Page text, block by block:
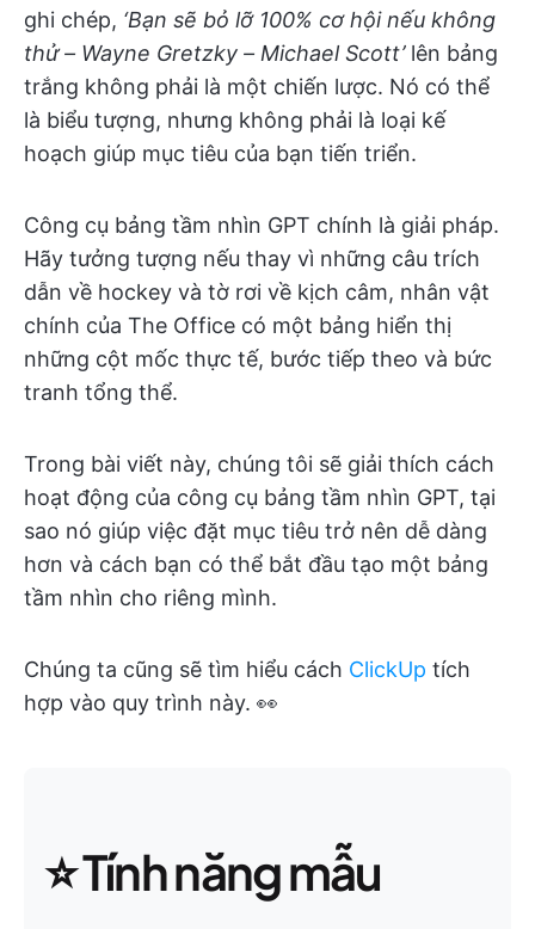
ghi chép, ‘Bạn sẽ bỏ lỡ 100% cơ hội nếu không
thử – Wayne Gretzky – Michael Scott’lên bảng
trắng không phải là một chiến lược. Nó có thể
là biểu tượng, nhưng không phải là loại kế
hoạch giúp mục tiêu của bạn tiến triển.
Công cụ bảng tầm nhìn GPT chính là giải pháp.
Hãy tưởng tượng nếu thay vì những câu trích
dẫn về hockey và tờ rơi về kịch câm, nhân vật
chính của The Office có một bảng hiển thị
những cột mốc thực tế, bước tiếp theo và bức
tranh tổng thể.
Trong bài viết này, chúng tôi sẽ giải thích cách
hoạt động của công cụ bảng tầm nhìn GPT, tại
sao nó giúp việc đặt mục tiêu trở nên dễ dàng
hơn và cách bạn có thể bắt đầu tạo một bảng
tầm nhìn cho riêng mình.
Chúng ta cũng sẽ tìm hiểu cách ClickUp tích
hợp vào quy trình này. 👀
⭐ Tính năng mẫu